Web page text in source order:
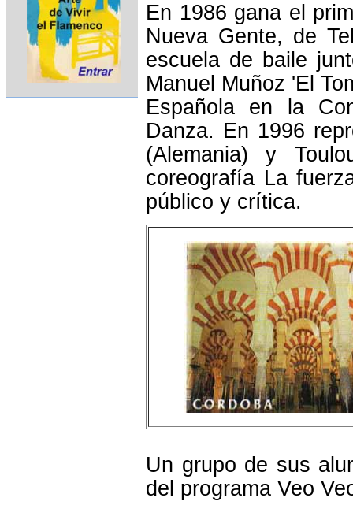
En 1986 gana el
Nueva Gente, de
escuela de baile
Manuel Muñoz 'El
Española en la
Danza. En 1996
(Alemania) y
coreografía La
público y crítica.
Un grupo de sus
del programa Veo